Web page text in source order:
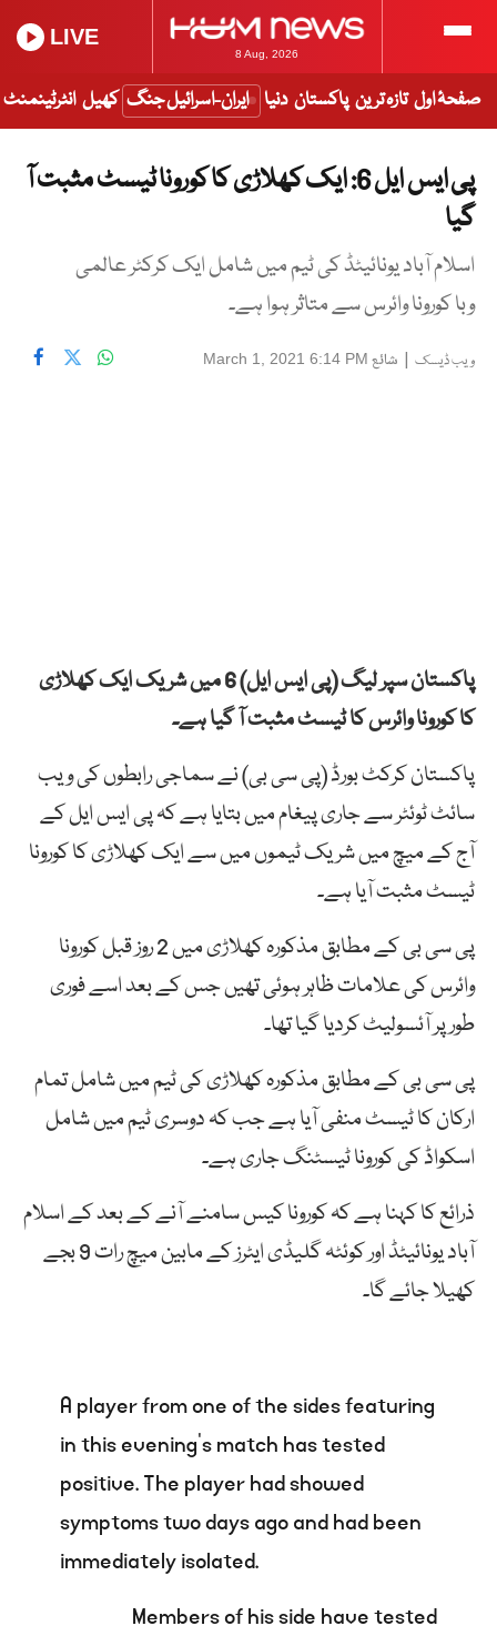
8 Aug, 2026
LIVE
صفحۂ اول تازہ ترین پاکستان دنیا ایران-اسرائیل جنگ کھیل انٹرٹینمنٹ
پی ایس ایل 6: ایک کھلاڑی کا کورونا ٹیسٹ مثبت آ
گیا
اسلام آباد یونائیٹڈ کی ٹیم میں شامل ایک کرکٹر عالمی
وبا کورونا وائرس سے متاثر ہوا ہے۔
ویب ڈیسک | شائع March 1, 2021 6:14 PM
پاکستان سپر لیگ (پی ایس ایل) 6 میں شریک ایک کھلاڑی
کا کورونا وائرس کا ٹیسٹ مثبت آ گیا ہے۔
پاکستان کرکٹ بورڈ (پی سی بی) نے سماجی رابطوں کی ویب
سائٹ ٹوئٹر سے جاری پیغام میں بتایا ہے کہ پی ایس ایل کے
آج کے میچ میں شریک ٹیموں میں سے ایک کھلاڑی کا کورونا
ٹیسٹ مثبت آیا ہے۔
پی سی بی کے مطابق مذکورہ کھلاڑی میں 2 روز قبل کورونا
وائرس کی علامات ظاہر ہوئی تھیں جس کے بعد اسے فوری
طور پر آئسولیٹ کردیا گیا تھا۔
پی سی بی کے مطابق مذکورہ کھلاڑی کی ٹیم میں شامل تمام
ارکان کا ٹیسٹ منفی آیا ہے جب کہ دوسری ٹیم میں شامل
اسکواڈ کی کورونا ٹیسٹنگ جاری ہے۔
ذرائع کا کہنا ہے کہ کورونا کیس سامنے آنے کے بعد کے اسلام
آباد یونائیٹڈ اور کوئٹہ گلیڈی ایٹرز کے مابین میچ رات 9 بجے
کھیلا جائے گا۔
A player from one of the sides featuring
in this evening’s match has tested
positive. The player had showed
symptoms two days ago and had been
immediately isolated.
Members of his side have tested